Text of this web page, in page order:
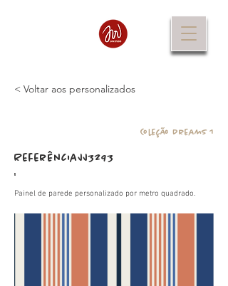
< Voltar aos personalizados
Coleção Dreams 1
Referência
:
JJ3293
Painel de parede personalizado por metro quadrado.